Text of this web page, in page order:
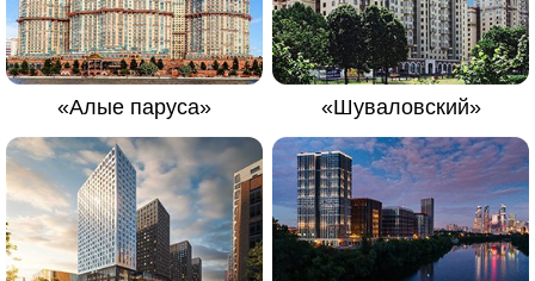
«Алые паруса» «Шуваловский»